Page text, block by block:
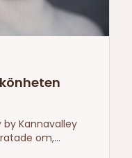
Kannavalley
om,